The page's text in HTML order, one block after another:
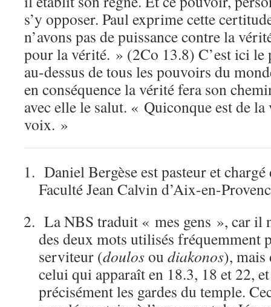
s’y opposer. Paul exprime cette
n’avons pas de puissance contre la
pour la vérité. » (2Co 13.8) C’est ici
au-dessus de tous les pouvoirs du
en conséquence la vérité fera son
avec elle le salut. « Quiconque est de
voix. »
Daniel Bergèse est pasteur et
Faculté Jean Calvin d’Aix-en-
La NBS traduit « mes gens », car il
des deux mots utilisés fréquemment
serviteur (doulosou diakonos), mais
celui qui apparaît en 18.3, 18 et 22,
précisément les gardes du temple.